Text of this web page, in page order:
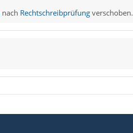
nach Rechtschreibprüfungverschoben.